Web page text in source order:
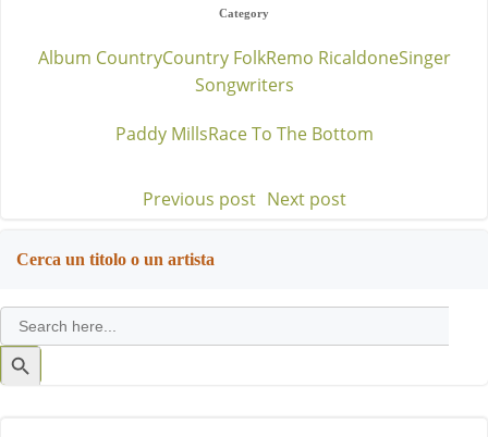
Category
Album CountryCountry FolkRemo RicaldoneSinger
Songwriters
Paddy MillsRace To The Bottom
Post
navigation
Previous post Post
Next post
Cerca un titolo o un artista
Search
for:
Search
Button